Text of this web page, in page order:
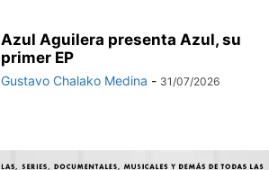
Azul Aguilera presenta Azul, su
primer EP
Gustavo Chalako Medina - 31/07/2026